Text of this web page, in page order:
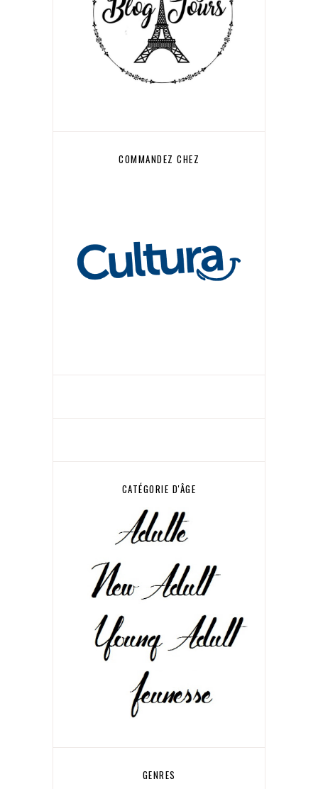
COMMANDEZ CHEZ
CATÉGORIE D'ÂGE
GENRES